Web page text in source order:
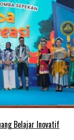
Belajar Inovatif